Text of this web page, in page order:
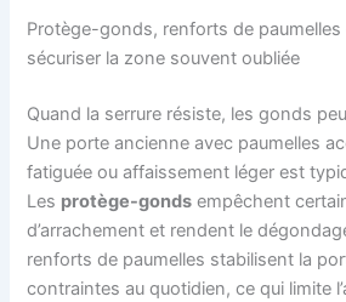
Protège-gonds, renforts de
sécuriser la zone souvent oubliée
Quand la serrure résiste, les gonds
Une porte ancienne avec paumelles
fatiguée ou affaissement léger est
Les protège-gonds empêchent
d’arrachement et rendent le
renforts de paumelles stabilisent la
contraintes au quotidien, ce qui limite